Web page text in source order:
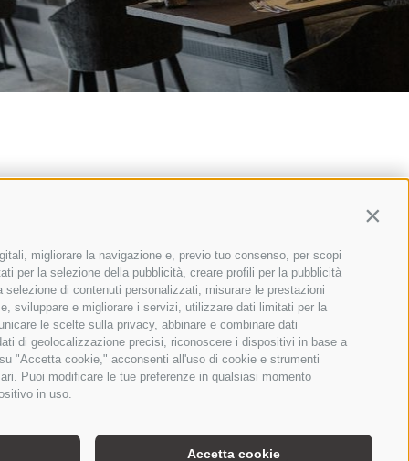
migliorare la navigazione e, previo tuo consenso, per scopi
per la selezione della pubblicità, creare profili per la pubblicità
di contenuti personalizzati, misurare le prestazioni
sviluppare e migliorare i servizi, utilizzare dati limitati per la
le scelte sulla privacy, abbinare e combinare dati
di geolocalizzazione precisi, riconoscere i dispositivi in base a
"Accetta cookie," acconsenti all'uso di cookie e strumenti
Puoi modificare le tue preferenze in qualsiasi momento
in uso.
Accetta cookie
POLICY